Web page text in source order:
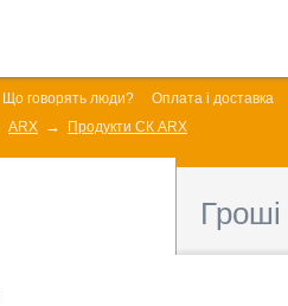
Що говорять люди?
Оплата і доставка
ARX Продукти СК ARX
Гроші